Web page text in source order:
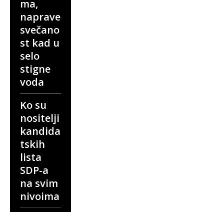
ma,
naprave
svečano
st kad u
selo
stigne
voda
Ko su
nositelji
kandida
tskih
lista
SDP-a
na svim
nivoima